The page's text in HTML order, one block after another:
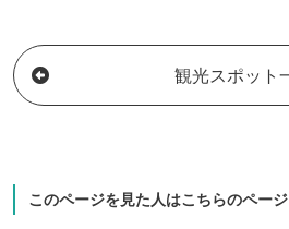
いただける和室がございます。ご夕
日替わり定食をご用意しておりま
・ボリュームともに自信あり！翌
のおもてなし」をモットーにお待
おります。
観光スポット
このページを見た人はこちらのペー